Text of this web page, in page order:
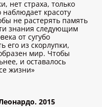
нет страха, только
красоту
не растерять память
знания следующим
от сугубо
его из скорлупки,
мир. Чтобы
и оставалось
жизни»
2015